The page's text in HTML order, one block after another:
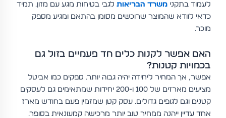
לעמוד בתקני משרד הבריאותלגבי בטיחות מגע עם מזון. תמיד
כדאי לוודא שהמוצר שרוכשים מסומן בהתאם ומגיע מספק
מוכר.
האם אפשר לקנות כלים חד פעמיים בזול גם
בכמויות קטנות?
אפשר, אך המחיר ליחידה יהיה גבוה יותר. ספקים כמו אביטל
מציעים מארזים של 100 ו-200 יחידות שמתאימים גם לעסקים
קטנים וגם לגופים גדולים. עסק קטן שמזמין פעם בחודש מארז
אחד עדיין ייהנה ממחיר טוב יותר מרכישה קמעונאית בסופר.